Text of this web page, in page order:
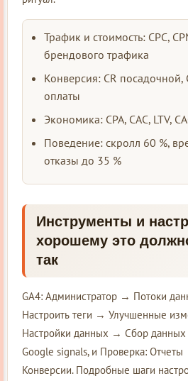
Трафик и стоимость: CPC,
брендового трафика
Конверсия: CR посадочной,
оплаты
Экономика: CPA, CAC, LTV,
Поведение: скролл 60 %,
отказы до 35 %
Инструменты и
хорошему это
так
GA4: Администратор → Потоки
Настроить теги → Улучшенные
Настройки данных → Сбор данных
Google signals, и Проверка:
Конверсии. Подробные шаги